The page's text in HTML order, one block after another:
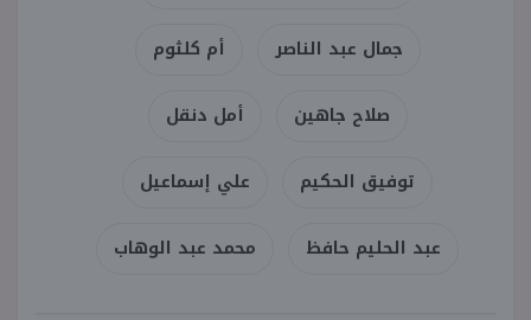
جمال عبد الناصر أم كلثوم
صلاح جاهين أمل دنقل
توفيق الحكيم علي إسماعيل
عبد الحليم حافظ محمد عبد الوهاب